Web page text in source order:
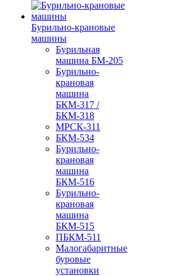
Бурильно-крановые
машины
Бурильная
машина БМ-205
Бурильно-
крановая
машина
БКМ-317 /
БКМ-318
МРСК-311
БКМ-534
Бурильно-
крановая
машина
БКМ-516
Бурильно-
крановая
машина
БКМ-515
ПБКМ-511
Малогабаритные
буровые
установки